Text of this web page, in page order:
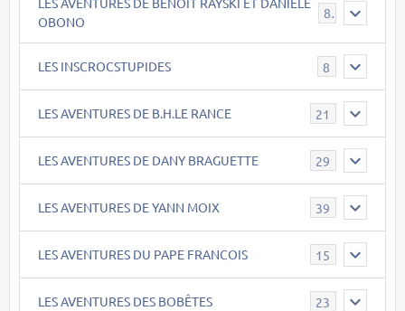
OBONO
8
LES INSCROCSTUPIDES 8
LES AVENTURES DE B.H.LE RANCE 21
LES AVENTURES DE DANY BRAGUETTE 29
LES AVENTURES DE YANN MOIX 39
LES AVENTURES DU PAPE FRANCOIS 15
LES AVENTURES DES BOBÊTES 23